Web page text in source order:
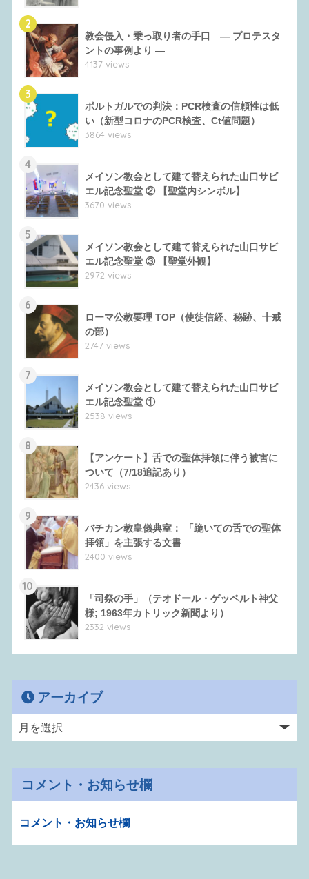
2
教会侵入・乗っ取り者の手口 ― プロテスタ
ントの事例より ―
4137 views
3
ポルトガルでの判決：PCR検査の信頼性は低
い（新型コロナのPCR検査、Ct値問題）
3864 views
4
メイソン教会として建て替えられた山口サビ
エル記念聖堂 ② 【聖堂内シンボル】
3670 views
5
メイソン教会として建て替えられた山口サビ
エル記念聖堂 ③ 【聖堂外観】
2972 views
6
ローマ公教要理 TOP（使徒信経、秘跡、十戒
の部）
2747 views
7
メイソン教会として建て替えられた山口サビ
エル記念聖堂 ①
2538 views
8
【アンケート】舌での聖体拝領に伴う被害に
ついて（7/18追記あり）
2436 views
9
バチカン教皇儀典室： 「跪いての舌での聖体
拝領」を主張する文書
2400 views
10
「司祭の手」（テオドール・ゲッペルト神父
様; 1963年カトリック新聞より）
2332 views
アーカイブ
コメント・お知らせ欄
コメント・お知らせ欄